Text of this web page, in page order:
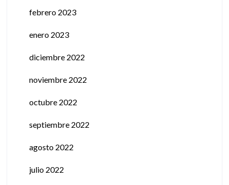
febrero 2023
enero 2023
diciembre 2022
noviembre 2022
octubre 2022
septiembre 2022
agosto 2022
julio 2022